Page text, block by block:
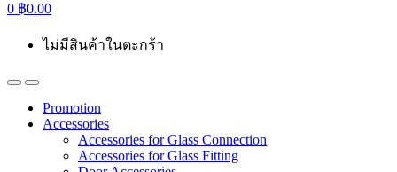
0 ฿0.00
ไม่มีสินค้าในตะกร้า
Promotion
Accessories
Accessories for Glass Connection
Accessories for Glass Fitting